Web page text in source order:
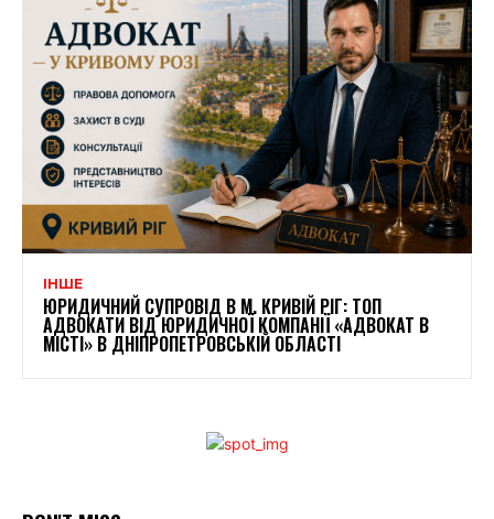
ІНШЕ
ЮРИДИЧНИЙ СУПРОВІД В М. КРИВІЙ РІГ: ТОП
АДВОКАТИ ВІД ЮРИДИЧНОЇ КОМПАНІЇ «АДВОКАТ В
МІСТІ» В ДНІПРОПЕТРОВСЬКІЙ ОБЛАСТІ